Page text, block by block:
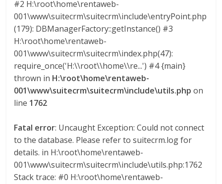
p
o
s
y
M
a
#2 H:\root\home\rentaweb-
001\www\suitecrm\suitecrm\include\entryPoint.php
(179): DBManagerFactory::getInstance() #3
H:\root\home\rentaweb-
001\www\suitecrm\suitecrm\index.php(47):
require_once('H:\\root\\home\\re...') #4 {main}
thrown in H:\root\home\rentaweb-
001\www\suitecrm\suitecrm\include\utils.php on
line 1762
Fatal error: Uncaught Exception: Could not connect
to the database. Please refer to suitecrm.log for
details. in H:\root\home\rentaweb-
001\www\suitecrm\suitecrm\include\utils.php:1762
Stack trace: #0 H:\root\home\rentaweb-